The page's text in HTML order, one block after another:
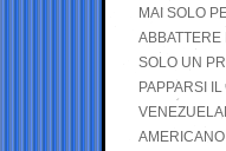
MAI SOLO
ABBATTERE
SOLO UN
PAPPARSI